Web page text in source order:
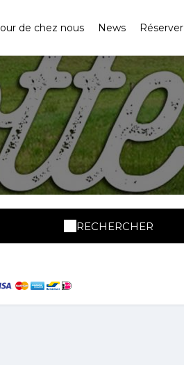
de chez nous News Réserver
RECHERCHER